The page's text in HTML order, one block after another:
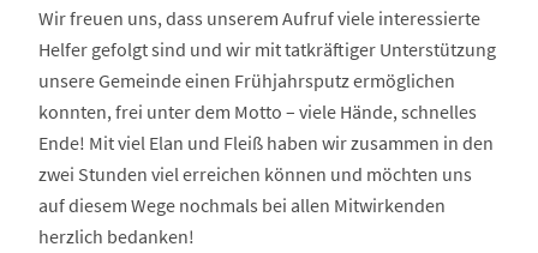
Wir freuen uns, dass unserem Aufruf viele interessierte
Helfer gefolgt sind und wir mit tatkräftiger Unterstützung
unsere Gemeinde einen Frühjahrsputz ermöglichen
konnten, frei unter dem Motto – viele Hände, schnelles
Ende! Mit viel Elan und Fleiß haben wir zusammen in den
zwei Stunden viel erreichen können und möchten uns
auf diesem Wege nochmals bei allen Mitwirkenden
herzlich bedanken!